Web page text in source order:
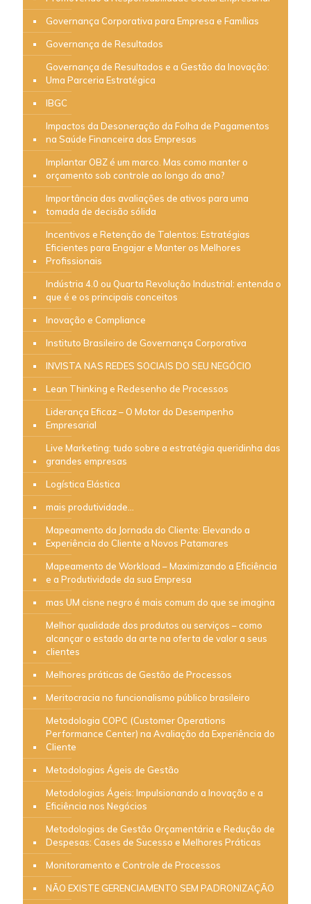
Governança Corporativa para Empresa e Famílias
Governança de Resultados
Governança de Resultados e a Gestão da Inovação:
Uma Parceria Estratégica
IBGC
Impactos da Desoneração da Folha de Pagamentos
na Saúde Financeira das Empresas
Implantar OBZ é um marco. Mas como manter o
orçamento sob controle ao longo do ano?
Importância das avaliações de ativos para uma
tomada de decisão sólida
Incentivos e Retenção de Talentos: Estratégias
Eficientes para Engajar e Manter os Melhores
Profissionais
Indústria 4.0 ou Quarta Revolução Industrial: entenda o
que é e os principais conceitos
Inovação e Compliance
Instituto Brasileiro de Governança Corporativa
INVISTA NAS REDES SOCIAIS DO SEU NEGÓCIO
Lean Thinking e Redesenho de Processos
Liderança Eficaz – O Motor do Desempenho
Empresarial
Live Marketing: tudo sobre a estratégia queridinha das
grandes empresas
Logística Elástica
mais produtividade…
Mapeamento da Jornada do Cliente: Elevando a
Experiência do Cliente a Novos Patamares
Mapeamento de Workload – Maximizando a Eficiência
e a Produtividade da sua Empresa
mas UM cisne negro é mais comum do que se imagina
Melhor qualidade dos produtos ou serviços – como
alcançar o estado da arte na oferta de valor a seus
clientes
Melhores práticas de Gestão de Processos
Meritocracia no funcionalismo público brasileiro
Metodologia COPC (Customer Operations
Performance Center) na Avaliação da Experiência do
Cliente
Metodologias Ágeis de Gestão
Metodologias Ágeis: Impulsionando a Inovação e a
Eficiência nos Negócios
Metodologias de Gestão Orçamentária e Redução de
Despesas: Cases de Sucesso e Melhores Práticas
Monitoramento e Controle de Processos
NÃO EXISTE GERENCIAMENTO SEM PADRONIZAÇÃO